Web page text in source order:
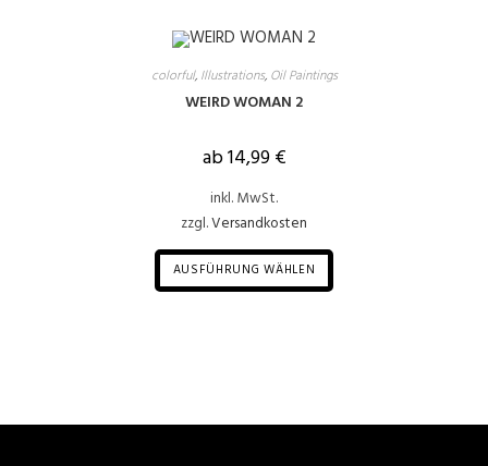
colorful, Illustrations, Oil Paintings
WEIRD WOMAN 2
ab14,99€
inkl. MwSt.
zzgl.Versandkosten
AUSFÜHRUNG WÄHLEN